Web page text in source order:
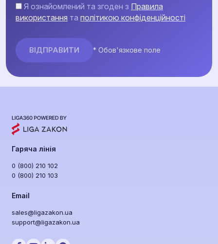
Я ознайомлений та згоден з Правила
використання та політикою конфіденційності
* Обов'язкове поле
Гаряча лінія
0 (800) 210 102
0 (800) 210 103
Email
sales@ligazakon.ua
support@ligazakon.ua